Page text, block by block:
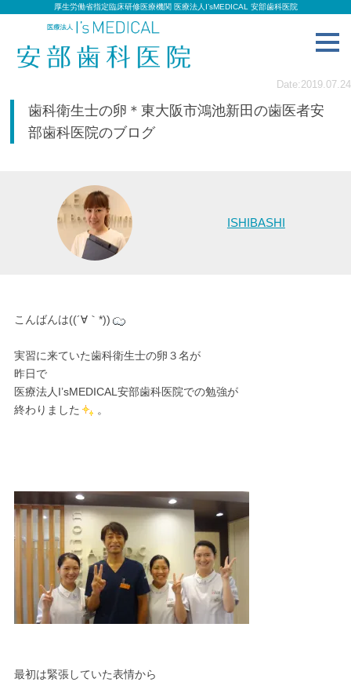
厚生労働省指定臨床研修医療機関 医療法人I’sMEDICAL 安部歯科医院
Date:2019.07.24
歯科衛生士の卵＊東大阪市鴻池新田の歯医者安
部歯科医院のブログ
ISHIBASHI
こんばんは((´∀｀*))
実習に来ていた歯科衛生士の卵３名が
昨日で
医療法人I’sMEDICAL安部歯科医院での勉強が
終わりました
。
最初は緊張していた表情から